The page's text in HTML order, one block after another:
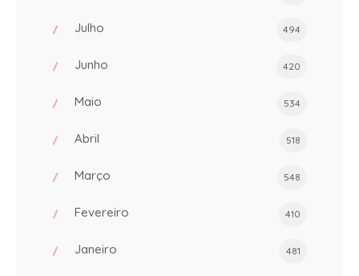
Julho 494
Junho 420
Maio 534
Abril 518
Março 548
Fevereiro 410
Janeiro 481